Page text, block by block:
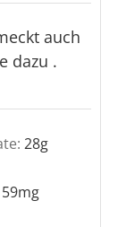
auch
dazu .
28g
mg